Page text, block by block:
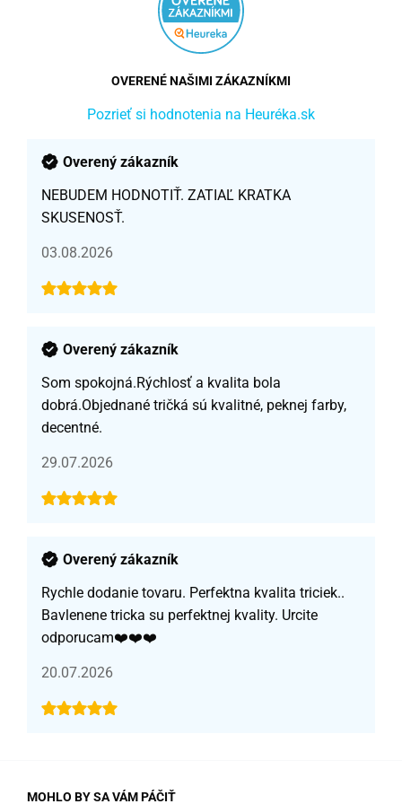
OVERENÉ NAŠIMI ZÁKAZNÍKMI
Pozrieť si hodnotenia na Heuréka.sk
Overený zákazník
NEBUDEM HODNOTIŤ. ZATIAĽ KRATKA
SKUSENOSŤ.
03.08.2026
Overený zákazník
Som spokojná.Rýchlosť a kvalita bola
dobrá.Objednané tričká sú kvalitné, peknej farby,
decentné.
29.07.2026
Overený zákazník
Rychle dodanie tovaru. Perfektna kvalita triciek..
Bavlenene tricka su perfektnej kvality. Urcite
odporucam❤️❤️❤️
20.07.2026
MOHLO BY SA VÁM PÁČIŤ